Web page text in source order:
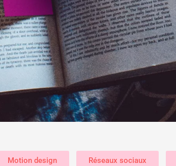
Motion design Réseaux sociaux